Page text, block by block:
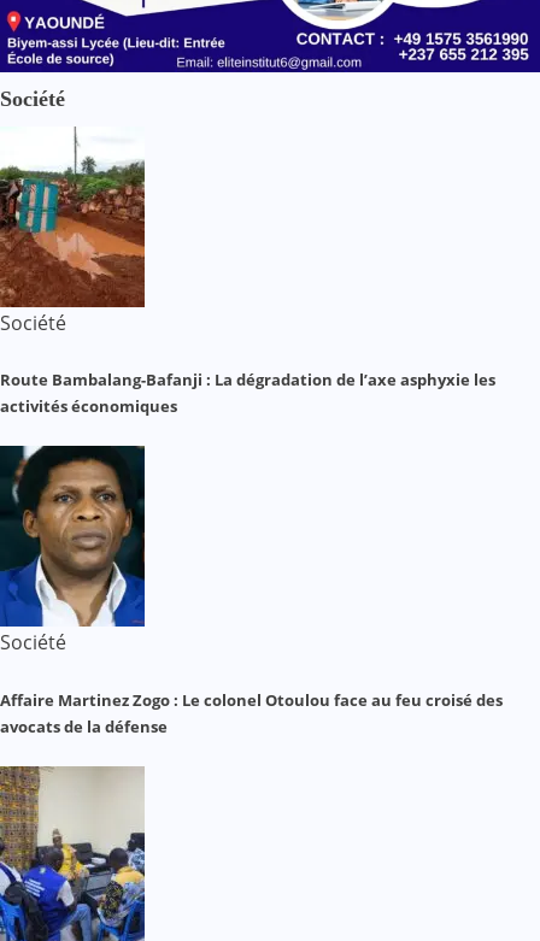
Société
Société
Route Bambalang-Bafanji : La dégradation de l’axe asphyxie les
activités économiques
Société
Affaire Martinez Zogo : Le colonel Otoulou face au feu croisé des
avocats de la défense